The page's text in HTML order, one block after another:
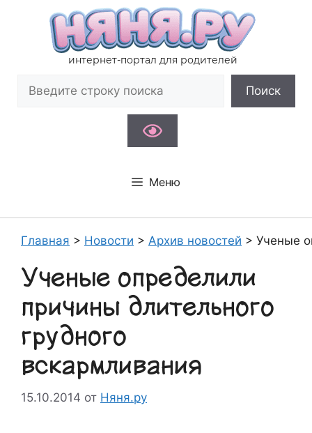
содержимому
интернет-портал для родителей
Поиск
Меню
Главная > Новости > Архив новостей > Ученые
Ученые определили
причины длительного
грудного
вскармливания
15.10.2014 от Няня.ру